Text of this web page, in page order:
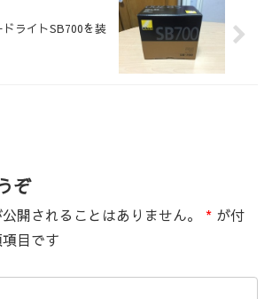
ドライトSB700を装
ぞ
開されることはありません。 * が付
目です